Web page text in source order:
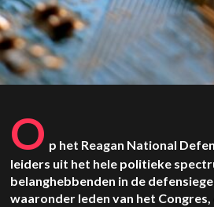
O p het Reagan National
leiders uit het hele politieke
belanghebbenden in de
waaronder leden van het